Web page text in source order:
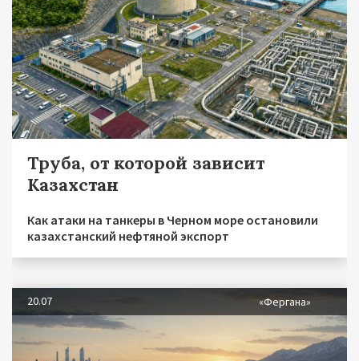
Труба, от которой зависит
Казахстан
Как атаки на танкеры в Черном море остановили
казахстанский нефтяной экспорт
20.07 «Фергана»